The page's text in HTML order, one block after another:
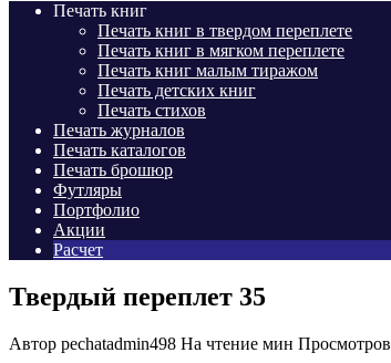
Печать книг
Печать книг в твердом переплете
Печать книг в мягком переплете
Печать книг малым тиражом
Печать детских книг
Печать стихов
Печать журналов
Печать каталогов
Печать брошюр
Футляры
Портфолио
Акции
Расчет
Твердый переплет 35
Автор pechatadmin498 На чтение мин Просмотров